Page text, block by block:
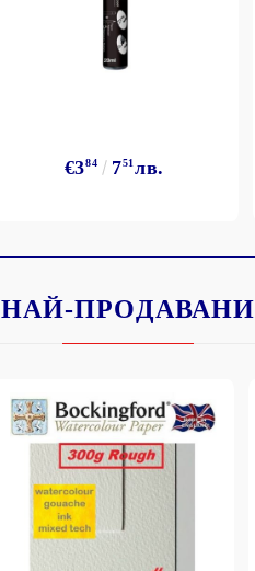
Креп, тишу,
Цветен и
€384 751лв.
НАЙ-ПРОДАВАНИ